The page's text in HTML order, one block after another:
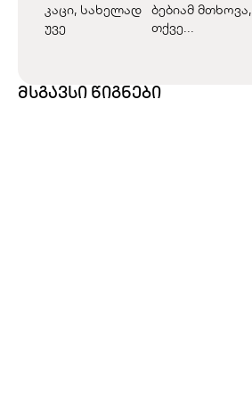
კაცი, სახელად
უვე
ბებიამ მთხოვა,
თქვე...
მსგავსი წიგნები